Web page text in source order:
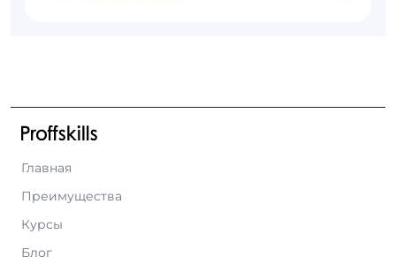
Главная
Преимущества
Курсы
Блог